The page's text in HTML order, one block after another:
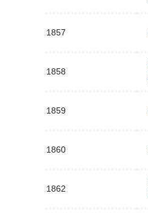
1857
1858
1859
1860
1862